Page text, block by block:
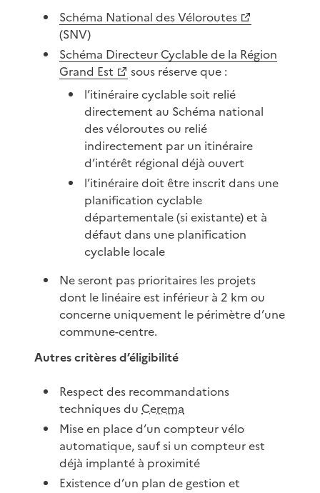
Schéma National des Véloroutes
(SNV)
Schéma Directeur Cyclable de la Région
Grand Est
sous réserve que :
l’itinéraire cyclable soit relié
directement au Schéma national
des véloroutes ou relié
indirectement par un itinéraire
d’intérêt régional déjà ouvert
l’itinéraire doit être inscrit dans une
planification cyclable
départementale (si existante) et à
défaut dans une planification
cyclable locale
Ne seront pas prioritaires les projets
dont le linéaire est inférieur à 2 km ou
concerne uniquement le périmètre d’une
commune-centre.
Autres critères d’éligibilité
Respect des recommandations
techniques du Cerema
Mise en place d’un compteur vélo
automatique, sauf si un compteur est
déjà implanté à proximité
Existence d’un plan de gestion et